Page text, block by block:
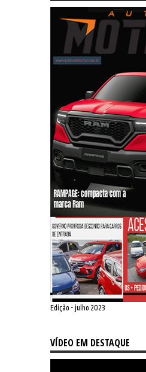
Edição - julho 2023
VÍDEO EM DESTAQUE